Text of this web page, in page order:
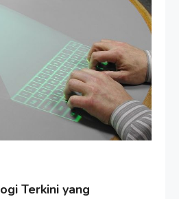
Terkini yang